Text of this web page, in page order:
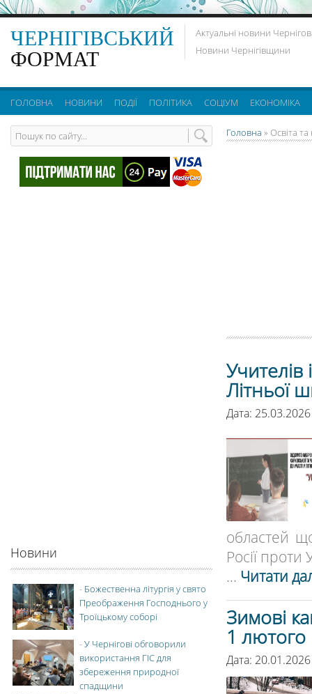
ЧЕРНІГІВСЬКИЙ
ФОРМАТ
Актуальні новини
Новини Чернігівщини
ГОЛОВНА НОВИНИ ПОДІЇ ПОЛІТИКА СОЦІУМ ЕКОНОМІКА
Головна » Освіта
Учителів
Літньої
Дата:
областей
Росії проти
... Читати
Зимові
1 лютого
Дата:
Новини
- Божественна літургія у свято
Преображення Господнього у
Троїцькому соборі
-У Чернігові обговорили
використання ГІС для
збереження природної
спадщини